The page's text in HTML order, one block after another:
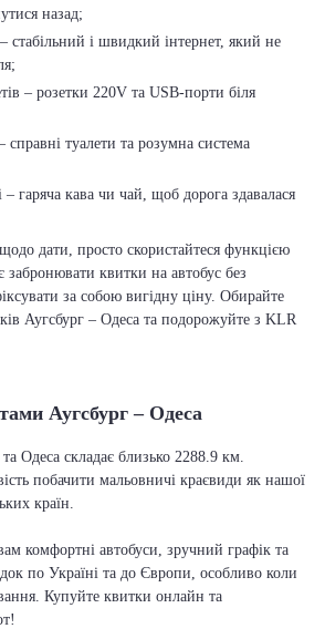
назад;
стабільний і швидкий інтернет, який не
– розетки 220V та USB-порти біля
справні туалети та розумна система
гаряча кава чи чай, щоб дорога здавалася
дати, просто скористайтеся функцією
забронювати квитки на автобус без
за собою вигідну ціну. Обирайте
Аугсбург – Одеса та подорожуйте з KLR
Аугсбург – Одеса
Одеса складає близько 2288.9 км.
побачити мальовничі краєвиди як нашої
країн.
комфортні автобуси, зручний графік та
по Україні та до Європи, особливо коли
Купуйте квитки онлайн та